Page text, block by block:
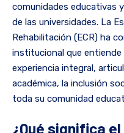
comunidades educativas
de las universidades. La
Rehabilitación (ECR) ha
institucional que
experiencia integral,
académica, la inclusión
toda su comunidad
¿Qué significa